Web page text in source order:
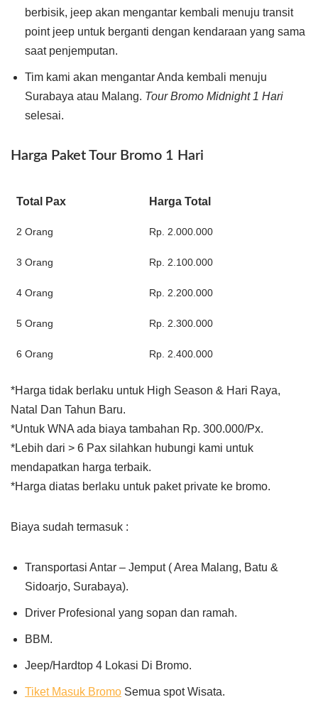
berbisik, jeep akan mengantar kembali menuju transit
point jeep untuk berganti dengan kendaraan yang sama
saat penjemputan.
Tim kami akan mengantar Anda kembali menuju
Surabaya atau Malang. Tour Bromo Midnight 1 Hari
selesai.
Harga Paket Tour Bromo 1 Hari
Total Pax Harga Total
2 Orang Rp. 2.000.000
3 Orang Rp. 2.100.000
4 Orang Rp. 2.200.000
5 Orang Rp. 2.300.000
6 Orang Rp. 2.400.000
*Harga tidak berlaku untuk High Season & Hari Raya,
Natal Dan Tahun Baru.
*Untuk WNA ada biaya tambahan Rp. 300.000/Px.
*Lebih dari > 6 Pax silahkan hubungi kami untuk
mendapatkan harga terbaik.
*Harga diatas berlaku untuk paket private ke bromo.
Biaya sudah termasuk :
Transportasi Antar – Jemput ( Area Malang, Batu &
Sidoarjo, Surabaya).
Driver Profesional yang sopan dan ramah.
BBM.
Jeep/Hardtop 4 Lokasi Di Bromo.
Tiket Masuk Bromo Semua spot Wisata.